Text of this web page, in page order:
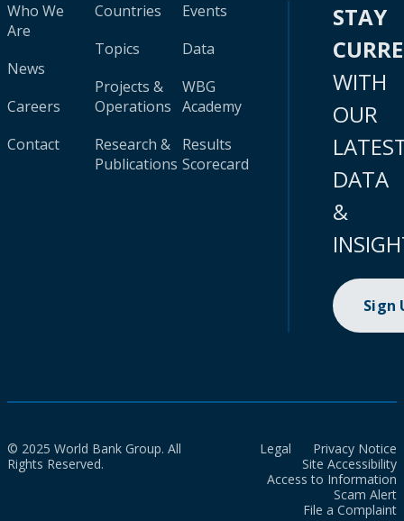
Who We
Are
News
Careers
Contact
Countries
Topics
Projects &
Operations
Research &
Publications
Events
Data
WBG
Academy
Results
Scorecard
STAY
WITH
OUR
DATA
&
Sign
© 2025 World Bank Group. All
Rights Reserved.
Legal
Privacy Notice
Site Accessibility
Access to Information
Scam Alert
File a Complaint